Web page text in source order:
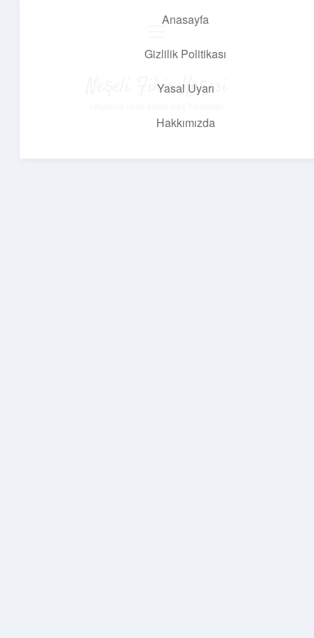
Anasayfa
Gizlilik Politikası
Yasal Uyarı
Hakkımızda
Neşeli Fikir Köşesi